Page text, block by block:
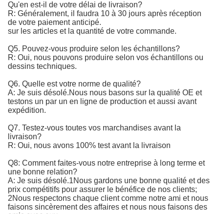
Qu'en est-il de votre délai de livraison?
R: Généralement, il faudra 10 à 30 jours après réception
de votre paiement anticipé.
sur les articles et la quantité de votre commande.
Q5. Pouvez-vous produire selon les échantillons?
R: Oui, nous pouvons produire selon vos échantillons ou
dessins techniques.
Q6. Quelle est votre norme de qualité?
A: Je suis désolé.Nous nous basons sur la qualité OE et
testons un par un en ligne de production et aussi avant
expédition.
Q7. Testez-vous toutes vos marchandises avant la
livraison?
R: Oui, nous avons 100% test avant la livraison
Q8: Comment faites-vous notre entreprise à long terme et
une bonne relation?
A: Je suis désolé.1Nous gardons une bonne qualité et des
prix compétitifs pour assurer le bénéfice de nos clients;
2Nous respectons chaque client comme notre ami et nous
faisons sincèrement des affaires et nous nous faisons des